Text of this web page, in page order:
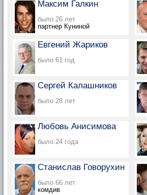
Максим Галкин
было 26 лет
партнер Куниной
Евгений Жариков
было 61 год
Сергей Калашников
было 28 лет
Любовь Анисимова
было 24 года
Станислав Говорухин
было 66 лет
комдив